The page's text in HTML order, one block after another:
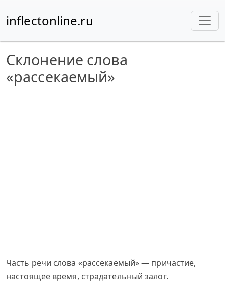
inflectonline.ru
Склонение слова
«рассекаемый»
Часть речи слова «рассекаемый» — причастие,
настоящее время, страдательный залог.